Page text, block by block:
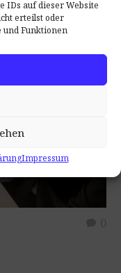
IDs auf dieser Website
erteilst oder
Funktionen
Impressum